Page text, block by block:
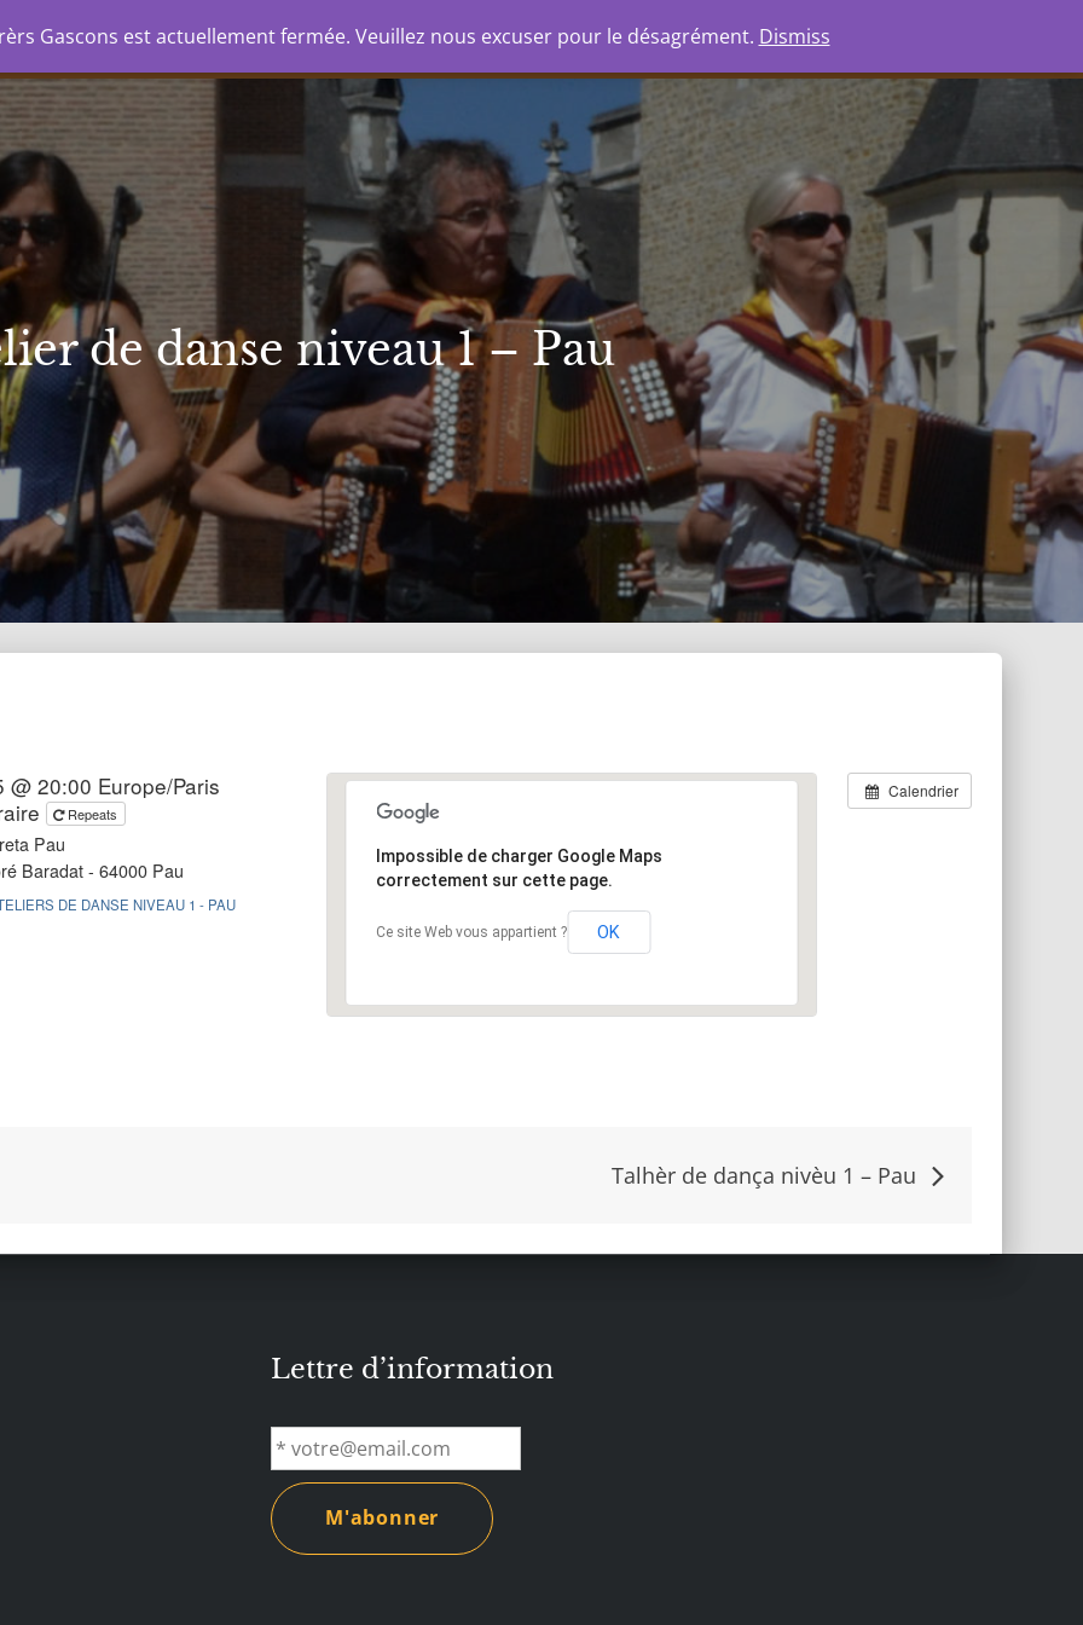
Formation Groupes/spectacles Studio Boutique Ressources
de danse niveau 1 – Pau
Calendrier
Impossible de charger Google Maps
correctement sur cette page.
Ce site Web vous appartient ? OK
@ 20:00 Europe/Paris
Repeats
Pau
Baradat - 64000 Pau
DE DANSE NIVEAU 1 - PAU
Talhèr de dança nivèu 1 – Pau
Lettre d’information
Gascons est actuellement fermée. Veuillez nous excuser pour le désagrément. Dismiss